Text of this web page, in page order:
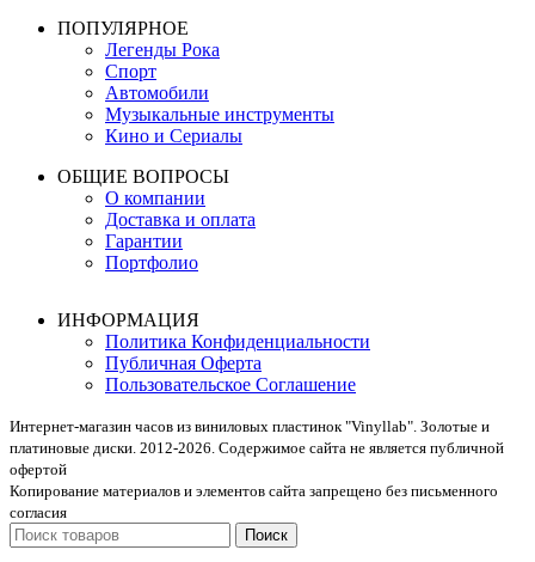
ПОПУЛЯРНОЕ
Легенды Рока
Спорт
Автомобили
Музыкальные инструменты
Кино и Сериалы
ОБЩИЕ ВОПРОСЫ
О компании
Доставка и оплата
Гарантии
Портфолио
ИНФОРМАЦИЯ
Политика Конфиденциальности
Публичная Оферта
Пользовательское Соглашение
Интернет-магазин часов из виниловых пластинок "Vinyllab". Золотые и
платиновые диски. 2012-2026. Содержимое сайта не является публичной
офертой
Копирование материалов и элементов сайта запрещено без письменного
согласия
Поиск